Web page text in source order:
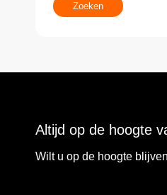
Zoeken
Altijd op de hoogte
Wilt u op de hoogte